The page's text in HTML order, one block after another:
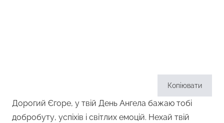
Копіювати
Дорогий Єгоре, у твій День Ангела бажаю тобі
добробуту, успіхів і світлих емоцій. Нехай твій